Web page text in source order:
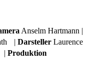
Anselm Hartmann |
| Darsteller Laurence
| Produktion